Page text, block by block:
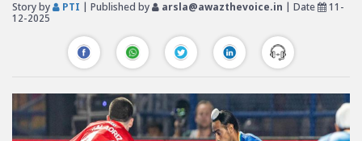
Story by PTI | Published by arsla@awazthevoice.in | Date
11-
12-2025